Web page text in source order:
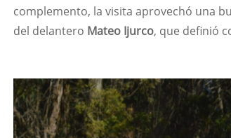
complemento, la visita aprovechó una
del delantero Mateo Ijurco, que definió